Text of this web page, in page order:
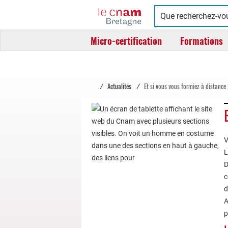
Cnam
Bretagne
Conservatoire
national
des
arts
Micro-certification Formations
/ Actualités / Et si vous vous formiez à distance